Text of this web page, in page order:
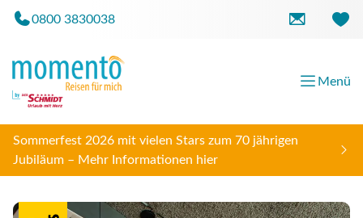
0800 3830038
Menü
Sommerfest 2026 mit vielen Stars zum 70 jährigen
Jubiläum – Mehr Informationen hier